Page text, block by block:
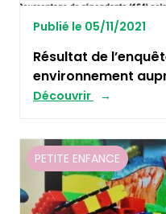
Publié le 05/11/2021
Résultat de
environnement
Découvrir
PETITE ENFANCE